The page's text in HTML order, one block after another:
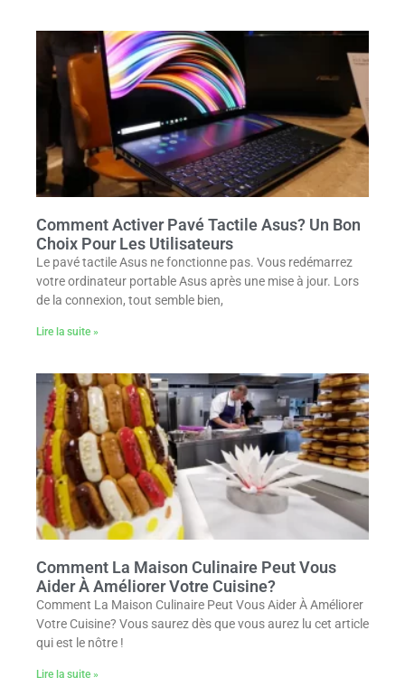
Comment Activer Pavé Tactile Asus? Un Bon
Choix Pour Les Utilisateurs
Le pavé tactile Asus ne fonctionne pas. Vous redémarrez
votre ordinateur portable Asus après une mise à jour. Lors
de la connexion, tout semble bien,
Lire la suite »
Comment La Maison Culinaire Peut Vous
Aider À Améliorer Votre Cuisine?
Comment La Maison Culinaire Peut Vous Aider À Améliorer
Votre Cuisine? Vous saurez dès que vous aurez lu cet article
qui est le nôtre !
Lire la suite »